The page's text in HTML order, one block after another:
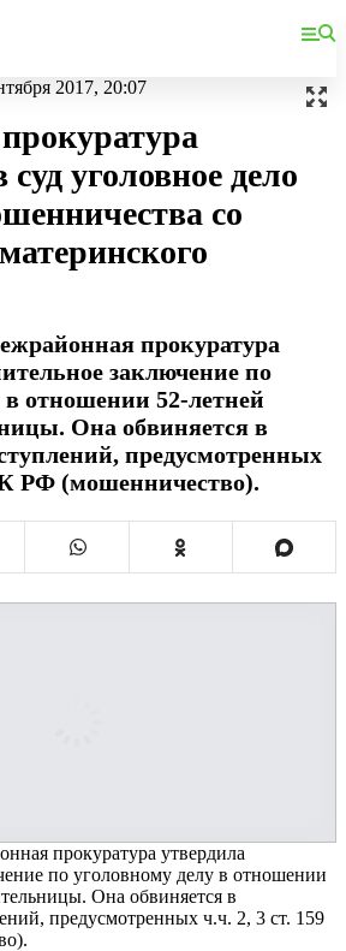
2017, 20:07
уголовное дело
со
прокуратура
заключение по
в отношении 52-летней
Она обвиняется в
предусмотренных
РФ (мошенничество).
прокуратура утвердила
по уголовному делу в отношении
Она обвиняется в
предусмотренных ч.ч. 2, 3 ст. 159